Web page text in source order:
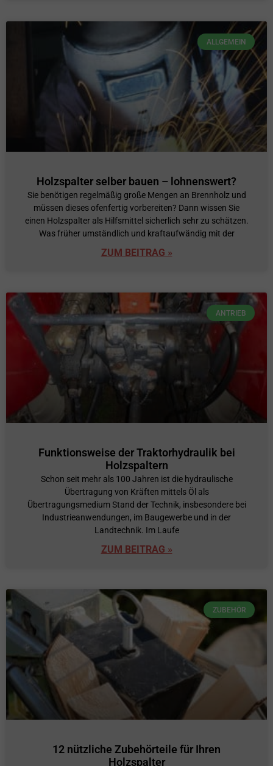
ALLGEMEIN
Holzspalter selber bauen – lohnenswert?
Sie benötigen regelmäßig große Mengen an Brennholz und
müssen dieses ofenfertig vorbereiten? Dann wissen Sie
einen Holzspalter als Hilfsmittel sicherlich sehr zu schätzen.
Was früher umständlich und kraftaufwändig mit der
ZUM BEITRAG »
ANTRIEB
Funktionsweise der Traktorhydraulik bei
Holzspaltern
Schon seit mehr als 100 Jahren ist die hydraulische
Übertragung von Kräften mittels Öl als
Übertragungsmedium Stand der Technik, insbesondere bei
Industrieanwendungen, im Baugewerbe und in der
Landtechnik. Im Laufe
ZUM BEITRAG »
ZUBEHÖR
12 nützliche Zubehörteile für Ihren
Holzspalter